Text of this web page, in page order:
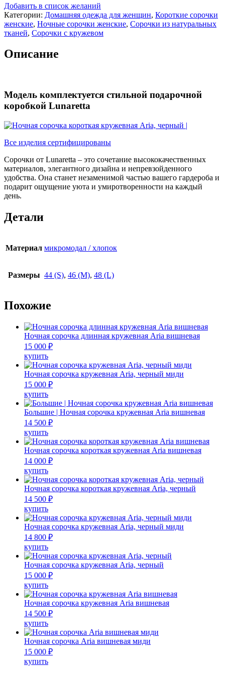
Добавить в список желаний
Категории: Домашняя одежда для женщин, Короткие сорочки
женские, Ночные сорочки женские, Сорочки из натуральных
тканей, Сорочки с кружевом
Описание
Модель комплектуется стильной подарочной
коробкой Lunaretta
Все изделия сертифицированы
Сорочки от Lunaretta – это сочетание высококачественных
материалов, элегантного дизайна и непревзойденного
удобства. Она станет незаменимой частью вашего гардероба и
подарит ощущение уюта и умиротворенности на каждый
день.
Детали
Материал микромодал / хлопок
Размеры 44 (S), 46 (M), 48 (L)
Похожие
Ночная сорочка длинная кружевная Aria вишневая
15 000 ₽
купитьЭтот
товар
имеет
несколько
Опции
можно
выбрать
на
странице
товара.
Ночная сорочка кружевная Aria, черный миди
15 000 ₽
купитьЭтот
товар
имеет
несколько
Опции
можно
выбрать
на
странице
товара.
Большие | Ночная сорочка кружевная Aria вишневая
14 500 ₽
купитьЭтот
товар
имеет
несколько
Опции
можно
выбрать
на
странице
товара.
Ночная сорочка короткая кружевная Aria вишневая
14 000 ₽
купитьЭтот
товар
имеет
несколько
Опции
можно
выбрать
на
странице
товара.
Ночная сорочка короткая кружевная Aria, черный
14 500 ₽
купитьЭтот
товар
имеет
несколько
Опции
можно
выбрать
на
странице
товара.
Ночная сорочка кружевная Aria, черный миди
14 800 ₽
купитьЭтот
товар
имеет
несколько
Опции
можно
выбрать
на
странице
товара.
Ночная сорочка кружевная Aria, черный
15 000 ₽
купитьЭтот
товар
имеет
несколько
Опции
можно
выбрать
на
странице
Ночная сорочка кружевная Aria вишневая
14 500 ₽
купитьЭтот
товар
имеет
несколько
Опции
Ночная сорочка Aria вишневая миди
15 000 ₽
купитьЭтот